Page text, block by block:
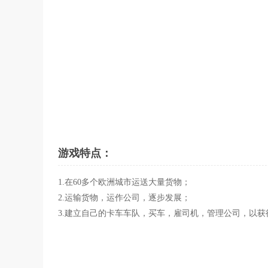
游戏特点：
1.在60多个欧洲城市运送大量货物；
2.运输货物，运作公司，逐步发展；
3.建立自己的卡车车队，买车，雇司机，管理公司，以获